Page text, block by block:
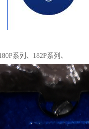
系列、182P系列、